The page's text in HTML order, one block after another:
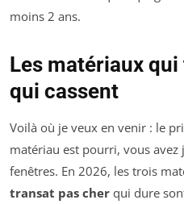
moins 2 ans.
Les matériaux
qui cassent
Voilà où je veux en venir : le
matériau est pourri, vous avez
fenêtres. En 2026, les trois
transat pas cher qui dure